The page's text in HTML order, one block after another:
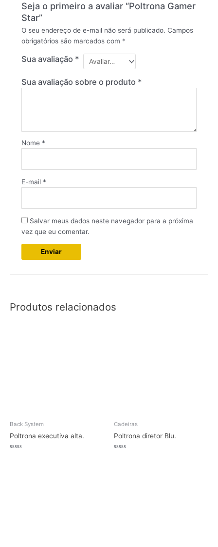
Seja o primeiro a avaliar “Poltrona Gamer
Star”
O seu endereço de e-mail não será publicado. Campos
obrigatórios são marcados com *
Sua avaliação *
Sua avaliação sobre o produto *
Nome *
E-mail *
Salvar meus dados neste navegador para a próxima
vez que eu comentar.
Produtos relacionados
Back System
Poltrona executiva alta.
Cadeiras
Poltrona diretor Blu.